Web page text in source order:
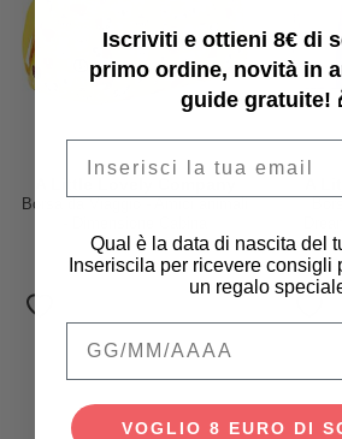
Borsa da Viaggio - Amici animali
46x25x22.5cm
39,95 €
A
Iscriviti e ottieni 8€ di
primo ordine, novità in
guide gratuite!
Qual è la data di nascita del
Inseriscila per ricevere consigli
un regalo
VOGLIO 8 EURO DI